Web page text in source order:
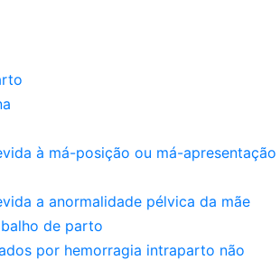
à má-posição ou má-apresentação
a anormalidade pélvica da mãe
de parto
por hemorragia intraparto não